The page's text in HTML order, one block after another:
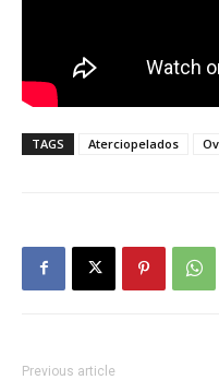
TAGS Aterciopelados
Previous article